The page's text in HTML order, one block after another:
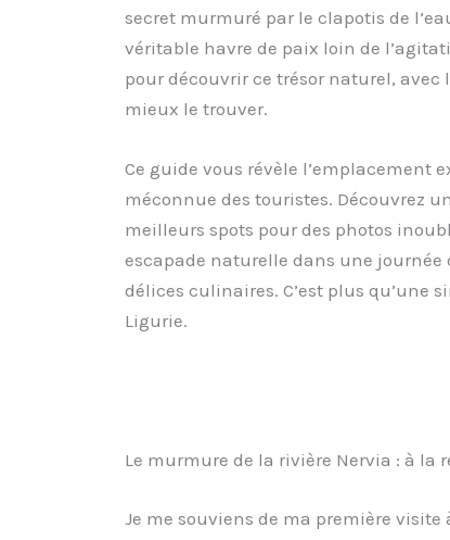
secret murmuré par le clapotis de
véritable havre de paix loin de
pour découvrir ce trésor naturel, avec
mieux le trouver.
Ce guide vous révèle l’emplacement
méconnue des touristes. Découvrez
meilleurs spots pour des photos
escapade naturelle dans une journée
délices culinaires. C’est plus qu’une
Ligurie.
Le murmure de la rivière Nervia : à la
Je me souviens de ma première